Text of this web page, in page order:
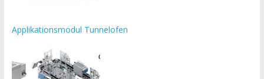
Applikationsmodul Tunnelofen